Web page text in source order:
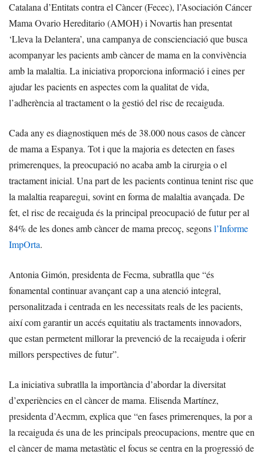
Catalana d’Entitats contra el Càncer (Fecec), l’Asociación Cáncer
Mama Ovario Hereditario (AMOH) i Novartis han presentat
‘Lleva la Delantera’, una campanya de conscienciació que busca
acompanyar les pacients amb càncer de mama en la convivència
amb la malaltia. La iniciativa proporciona informació i eines per
ajudar les pacients en aspectes com la qualitat de vida,
l’adherència al tractament o la gestió del risc de recaiguda.
Cada any es diagnostiquen més de 38.000 nous casos de càncer
de mama a Espanya. Tot i que la majoria es detecten en fases
primerenques, la preocupació no acaba amb la cirurgia o el
tractament inicial. Una part de les pacients continua tenint risc que
la malaltia reaparegui, sovint en forma de malaltia avançada. De
fet, el risc de recaiguda és la principal preocupació de futur per al
84% de les dones amb càncer de mama precoç, segonsl’Informe
ImpOrta.
Antonia Gimón, presidenta de Fecma, subratlla que “és
fonamental continuar avançant cap a una atenció integral,
personalitzada i centrada en les necessitats reals de les pacients,
així com garantir un accés equitatiu als tractaments innovadors,
que estan permetent millorar la prevenció de la recaiguda i oferir
millors perspectives de futur”.
La iniciativa subratlla la importància d’abordar la diversitat
d’experiències en el càncer de mama. Elisenda Martínez,
presidenta d’Aecmm, explica que “en fases primerenques, la por a
la recaiguda és una de les principals preocupacions, mentre que en
el càncer de mama metastàtic el focus se centra en la progressió de